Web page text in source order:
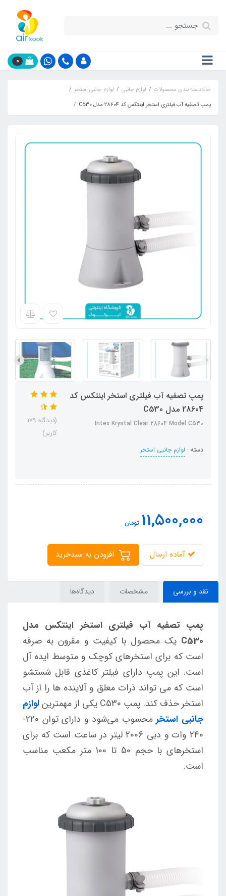
0
خانهدسته بندی محصولات لوازم جانبی
لوازم جانبی استخر
پمپ تصفیه آب فیلتری استخر اینتکس کد 28604 مدل C530
پمپ تصفیه آب فیلتری استخر اینتکس کد
28604 مدل C530
Intex Krystal Clear 28604 Model C530
دسته : لوازم جانبی استخر
(دیدگاه 179
کاربر)
11,500,000 تومان
آماده ارسال
نقد و بررسی مشخصات دیدگاه‌ها
پمپ تصفیه آب فیلتری استخر اینتکس مدل
C530 یک محصول با کیفیت و مقرون به صرفه
است که برای استخرهای کوچک و متوسط ایده آل
است. این پمپ دارای فیلتر کاغذی قابل شستشو
است که می تواند ذرات معلق و آلاینده ها را از آب
استخر حذف کند. پمپ C530 یکی از مهمترین
لوازم
جانبی استخر
محسوب می‌شود و دارای توان 220-
240 وات و دبی 2006 لیتر در ساعت است که برای
استخرهای با حجم 50 تا 100 متر مکعب مناسب
است.